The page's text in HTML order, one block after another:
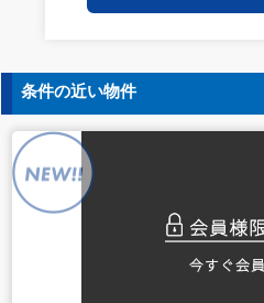
保持についての契約を交わし
5. 個人情報の開示等の請求
ご本人様は、当社に対してご
用目的の通知、開示、内容の訂
止または消去、第三者への提
当社問合わせ窓口に申し出るこ
社はお客様ご本人を確認させ
な間内に対応いたします。
【お問合せ窓口】
株式会社バレッグス 個人情報
条件の近い物件